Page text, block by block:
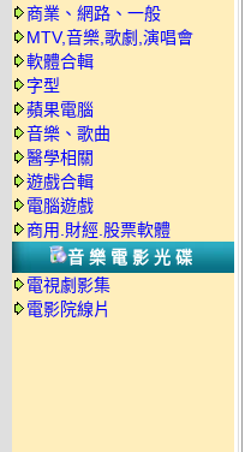
商業、網路、一般
MTV,音樂,歌劇,演唱會
軟體合輯
字型
蘋果電腦
音樂、歌曲
醫學相關
遊戲合輯
電腦遊戲
商用.財經.股票軟體
音樂電影光碟
電視劇影集
電影院線片